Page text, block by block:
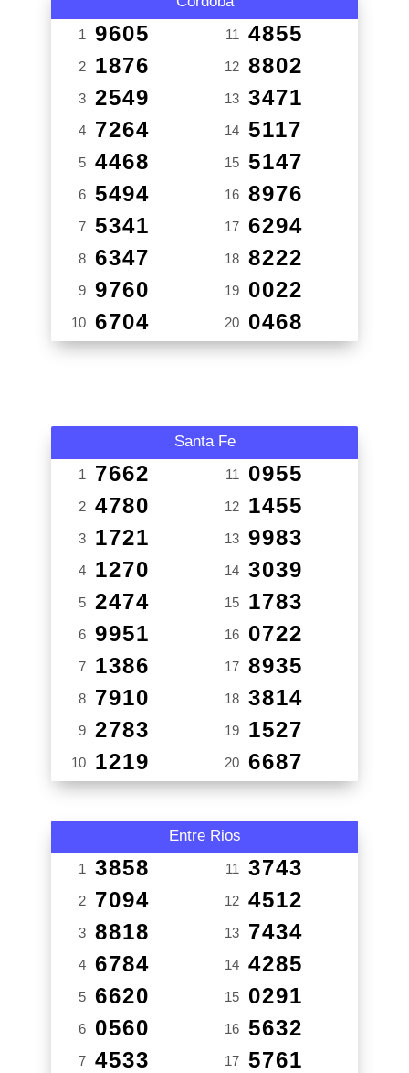
1 9605
2 1876
3 2549
4 7264
5 4468
6 5494
7 5341
8 6347
9 9760
10 6704
11 4855
12 8802
13 3471
14 5117
15 5147
16 8976
17 6294
18 8222
19 0022
20 0468
Santa Fe
1 7662
2 4780
3 1721
4 1270
5 2474
6 9951
7 1386
8 7910
9 2783
10 1219
11 0955
12 1455
13 9983
14 3039
15 1783
16 0722
17 8935
18 3814
19 1527
20 6687
Entre Rios
1 3858
2 7094
3 8818
4 6784
5 6620
6 0560
7 4533
11 3743
12 4512
13 7434
14 4285
15 0291
16 5632
17 5761